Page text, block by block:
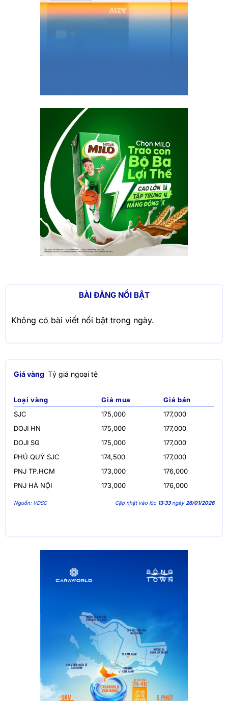
BÀI ĐĂNG NỔI BẬT
Không có bài viết nổi bật trong ngày.
Giá vàng Tỷ giá ngoại tệ
Loại vàng Giá mua
Giá bán
SJC
175,000
177,000
DOJI HN
175,000
177,000
DOJI SG
175,000
177,000
PHÚ QUÝ SJC
174,500
177,000
PNJ TP.HCM
173,000
176,000
PNJ HÀ NỘI
173,000 176,000
Nguồn: VDSC Cập nhật vào lúc 13:33ngày 26/01/2026